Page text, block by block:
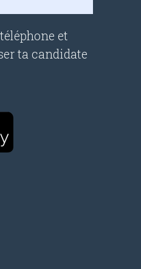
et
ta candidate